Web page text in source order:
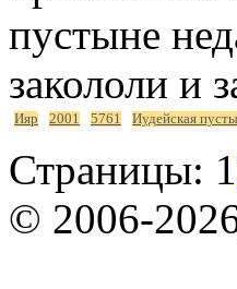
пустыне
закололи и
Ияр 2001 5761 Иудейская
Страницы: 1
© 2006-